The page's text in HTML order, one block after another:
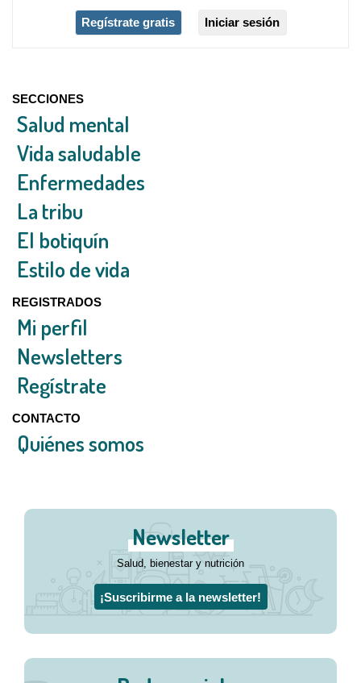
Regístrate gratis Iniciar sesión
SECCIONES
Salud mental
Vida saludable
Enfermedades
La tribu
El botiquín
Estilo de vida
REGISTRADOS
Mi perfil
Newsletters
Regístrate
CONTACTO
Quiénes somos
Newsletter
Salud, bienestar y nutrición
¡Suscribirme a la newsletter!